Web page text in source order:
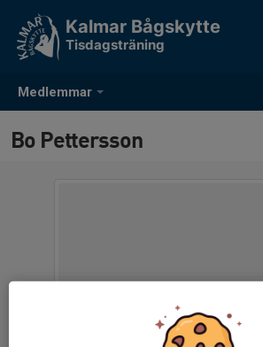
Medlemmar
Kalmar Bågskytte
Tisdagsträning
Bo Pettersson